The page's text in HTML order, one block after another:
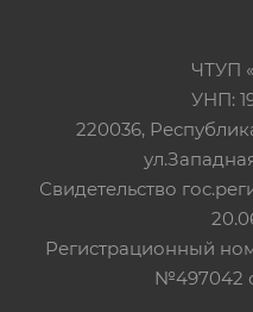
ЧТУП
УНП:
220036,
Свидетельство
Регистрационный
№497042